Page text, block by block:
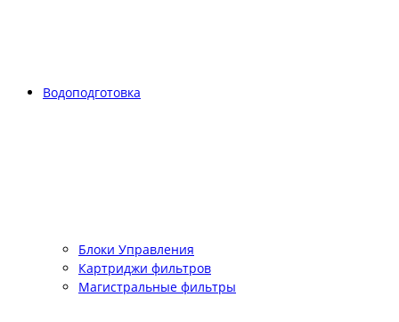
Водоподготовка
Блоки Управления
Картриджи фильтров
Магистральные фильтры